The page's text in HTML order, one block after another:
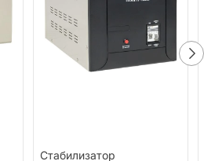
Стабилизатор